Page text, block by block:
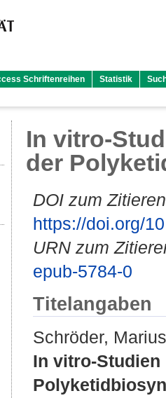
Schriftenreihen Statistik
In vitro-
der
DOI zum
https://doi.org/
URN zum
epub-5784-0
Titelangaben
Schröder, Marius
In vitro-